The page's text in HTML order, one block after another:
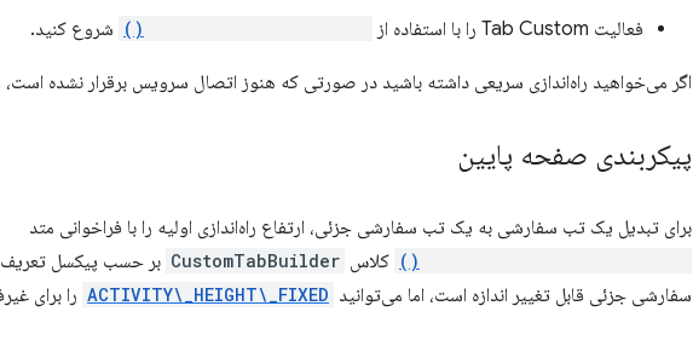
فعالیت Tab Custom را با استفاده از
شروع کنید.
اگر می‌خواهید راه‌اندازی سریعی داشته باشید در صورتی که هنوز اتصال سرویس برقرار نشده
پیکربندی صفحه پایین
برای تبدیل یک تب سفارشی به یک تب سفارشی جزئی، ارتفاع راه‌اندازی اولیه را با فراخوانی متد
کلاس CustomTabBuilder بر حسب پیکسل
سفارشی جزئی قابل تغییر اندازه است، اما می‌توانید ACTIVITY\_HEIGHT\_FIXED را برای